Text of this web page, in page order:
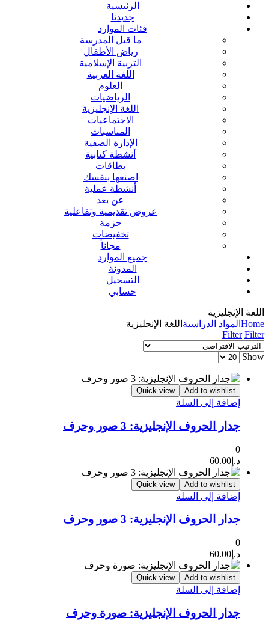
الرئيسية
جديدنا
فئات الموارد
ما قبل المدرسة
رياض الأطفال
التربية الإسلامية
اللغة العربية
العلوم
الرياضيات
اللغة الإنجليزية
الاجتماعيات
المناسبات
الإدارة الصفية
أنشطة كتابية
بطاقات
اصنعها بنفسك
أنشطة عملية
عن بعد
عروض تقديمية وتفاعلية
حزمة
تخفيضات
مجاناً
جميع الموارد
المدونة
التسجيل
حسابي
اللغة الإنجليزية
Home المواد الدراسية اللغة الإنجليزية
Filter Filter
Show
Add to wishlist
Quick view
إضافة إلى السلة
جدار الحروف الإنجليزية: 3 صور وحرف
0
د.إ 60.00
Add to wishlist
Quick view
إضافة إلى السلة
جدار الحروف الإنجليزية: 3 صور وحرف
0
د.إ 60.00
Add to wishlist
Quick view
إضافة إلى السلة
جدار الحروف الإنجليزية: صورة وحرف